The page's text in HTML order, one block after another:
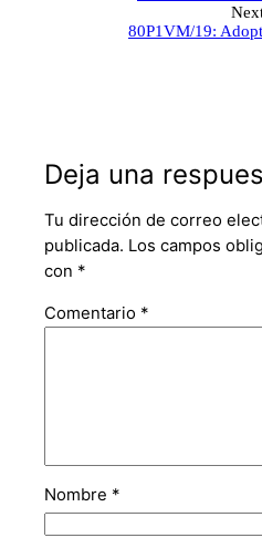
80P1VM/19:
Deja una
Tu dirección de correo
publicada. Los campos
con *
Comentario *
Nombre *